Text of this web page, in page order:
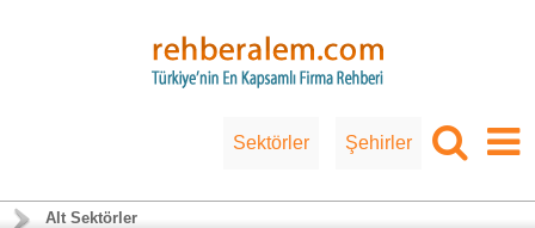
Sektörler Şehirler
Alt Sektörler